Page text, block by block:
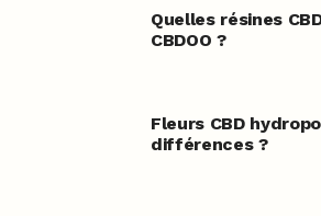
Quelles résines
CBDOO ?
Fleurs CBD
différences ?